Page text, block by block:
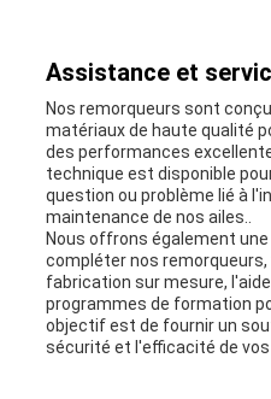
Assistance et
Nos remorqueurs sont
matériaux de haute qualité
des performances
technique est disponible
question ou problème lié à
maintenance de nos ailes..
Nous offrons également
compléter nos
fabrication sur mesure,
programmes de formation
objectif est de fournir un
sécurité et l'efficacité de